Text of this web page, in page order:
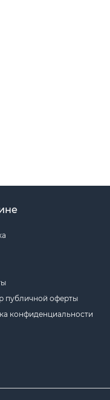
публичной оферты
конфиденциальности